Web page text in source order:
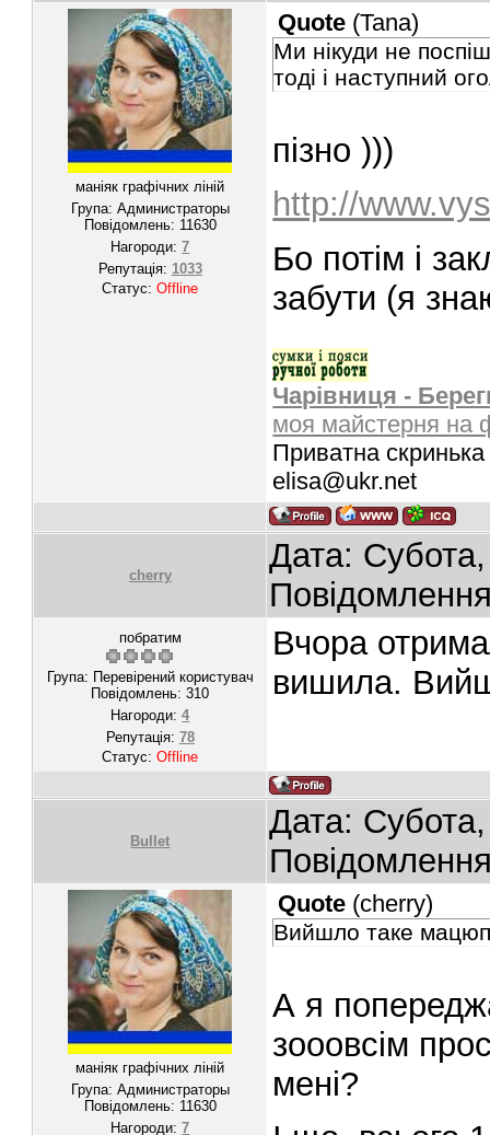
маніяк графічних ліній
Група: Администраторы
Повідомлень: 11630
Нагороди:7
Репутація: 1033
Статус:Offline
Quote (Tana)
Ми нікуди не
тоді і наступний
пізно )))
http://
Бо потім і
забути (я
Чарівниця -
моя майстерня на
Приватна
elisa@ukr.net
cherry
Дата:
побратим
Група: Перевірений користувач
Повідомлень:310
Нагороди:4
Репутація: 78
Статус:Offline
Вчора
вишила.
Bullet
Дата:
маніяк графічних ліній
Група: Администраторы
Повідомлень: 11630
Нагороди:7
Quote (cherry)
Вийшло таке
А я
зооовсім
мені?